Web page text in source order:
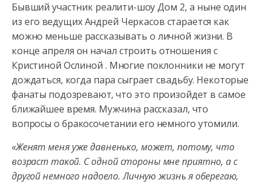
Бывший участник реалити-шоу Дом 2, а ныне один
из его ведущих Андрей Черкасов старается как
можно меньше рассказывать о личной жизни. В
конце апреля он начал строить отношения с
Кристиной Ослиной . Многие поклонники не могут
дождаться, когда пара сыграет свадьбу. Некоторые
фанаты подозревают, что это произойдет в самое
ближайшее время. Мужчина рассказал, что
вопросы о бракосочетании его немного утомили.
«Женят меня уже давненько, может, потому, что
возраст такой. С одной стороны мне приятно, а с
другой немного надоело. Личную жизнь я оберегаю,